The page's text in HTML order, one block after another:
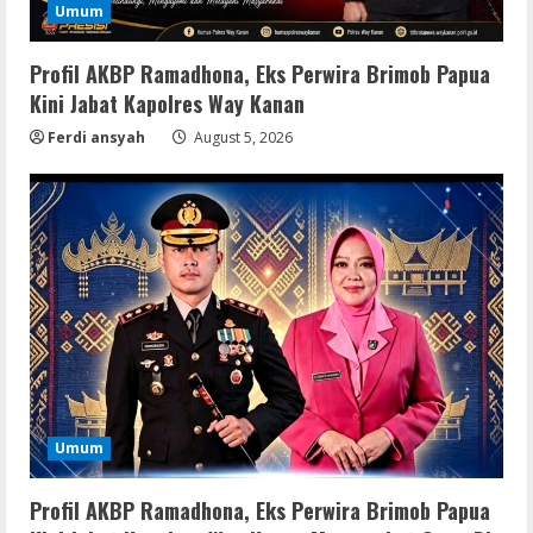
Umum
Profil AKBP Ramadhona, Eks Perwira Brimob Papua
Kini Jabat Kapolres Way Kanan
Ferdi ansyah August 5, 2026
Umum
Profil AKBP Ramadhona, Eks Perwira Brimob Papua
Coyote vs. Acme 2026 Pre-DVDRip